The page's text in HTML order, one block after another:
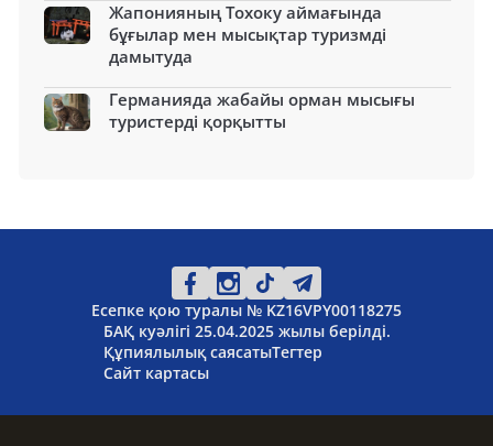
Жапонияның Тохоку аймағында
бұғылар мен мысықтар туризмді
дамытуда
Германияда жабайы орман мысығы
туристерді қорқытты
Есепке қою туралы № KZ16VPY00118275
БАҚ куәлігі 25.04.2025 жылы берілді.
Құпиялылық саясатыТегтер
Сайт картасы